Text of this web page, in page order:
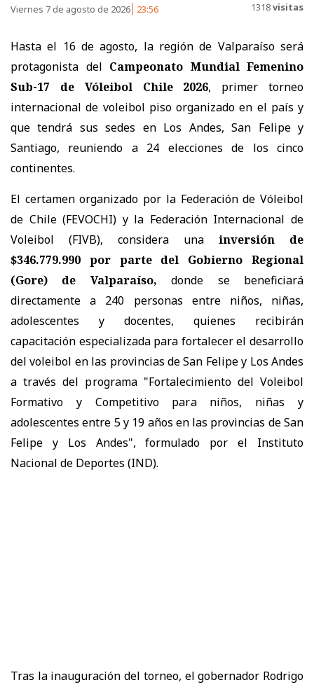
Viernes 7 de agosto de 2026 23:56 1318visitas
Hasta el 16 de agosto, la región de Valparaíso será
protagonista del Campeonato Mundial Femenino
Sub-17 de Vóleibol Chile 2026, primer torneo
internacional de voleibol piso organizado en el país y
que tendrá sus sedes en Los Andes, San Felipe y
Santiago, reuniendo a 24 elecciones de los cinco
continentes.
El certamen organizado por la Federación de Vóleibol
de Chile (FEVOCHI) y la Federación Internacional de
Voleibol (FIVB), considera una
inversión de
$346.779.990 por parte del Gobierno Regional
(Gore) de Valparaíso,
donde se beneficiará
directamente a 240 personas entre niños, niñas,
adolescentes y docentes, quienes recibirán
capacitación especializada para fortalecer el desarrollo
del voleibol en las provincias de San Felipe y Los Andes
a través del programa "Fortalecimiento del Voleibol
Formativo y Competitivo para niños, niñas y
adolescentes entre 5 y 19 años en las provincias de San
Felipe y Los Andes", formulado por el Instituto
Nacional de Deportes (IND).
Tras la inauguración del torneo, el gobernador Rodrigo